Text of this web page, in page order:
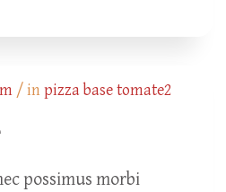
/ inpizza base tomate2
possimus morbi